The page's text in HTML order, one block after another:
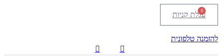
0
עגלת קניות
להזמנה טלפונית